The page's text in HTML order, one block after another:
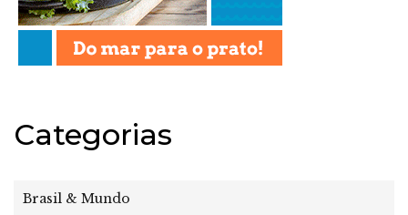
Categorias
Brasil & Mundo